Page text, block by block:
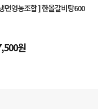
면영농조합 ]한올갈비탕600
원